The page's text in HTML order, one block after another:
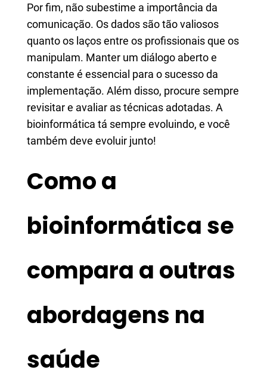
Por fim, não subestime a importância da
comunicação. Os dados são tão valiosos
quanto os laços entre os profissionais que os
manipulam. Manter um diálogo aberto e
constante é essencial para o sucesso da
implementação. Além disso, procure sempre
revisitar e avaliar as técnicas adotadas. A
bioinformática tá sempre evoluindo, e você
também deve evoluir junto!
Como a
bioinformática se
compara a outras
abordagens na
saúde